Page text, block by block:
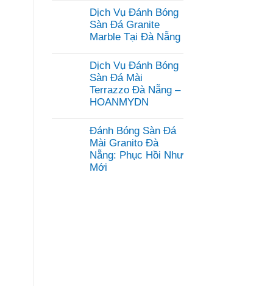
bình
luận
ở
Dịch
Đánh
Bóng
Sàn
Bê
Tông
Đà
HOANMYDN
Dịch Vụ Đánh Bóng
Sàn Đá Granite
Marble Tại Đà Nẵng
bình
luận
ở
Dịch
Vụ
Sàn
Đá
Granite
Marble
Tại
Đà
Dịch Vụ Đánh Bóng
Sàn Đá Mài
Terrazzo Đà Nẵng –
HOANMYDN
bình
luận
ở
Dịch
Vụ
Đánh Bóng Sàn Đá
Mài Granito Đà
Nẵng: Phục Hồi Như
Mới